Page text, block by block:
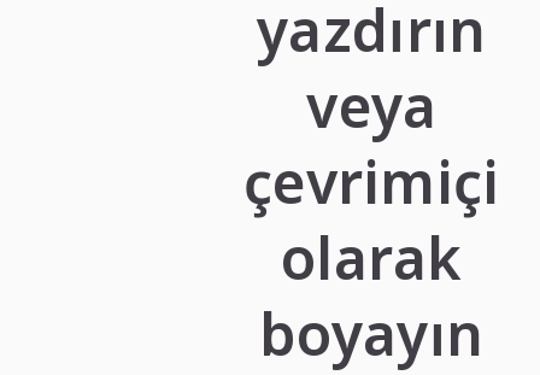
yazdırın
veya
çevrimiçi
olarak
boyayın